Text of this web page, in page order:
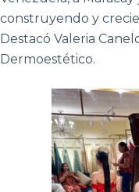
construyendo y
Destacó Valeria
Dermoestético.